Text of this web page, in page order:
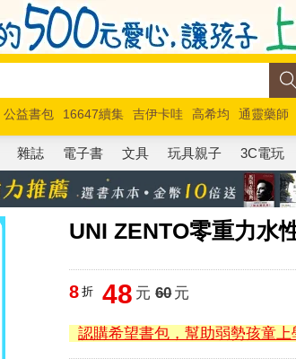
公益書包 16647續集 吉伊卡哇 高希均
通靈藥師
馬斯克 玩具總動員5 超慢跑
雜誌 電子書 文具 玩具親子 3C電玩
UNI ZENTO零重力水
8 折 48 元 60元
認購希望書包，幫助弱勢孩童上